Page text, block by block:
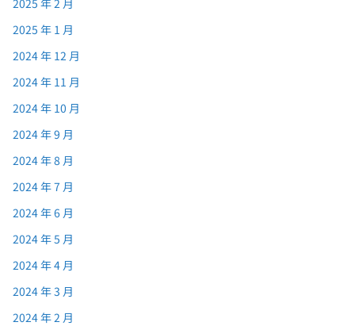
2025 年 1 月
2024 年 12 月
2024 年 11 月
2024 年 10 月
2024 年 9 月
2024 年 8 月
2024 年 7 月
2024 年 6 月
2024 年 5 月
2024 年 4 月
2024 年 3 月
2024 年 2 月